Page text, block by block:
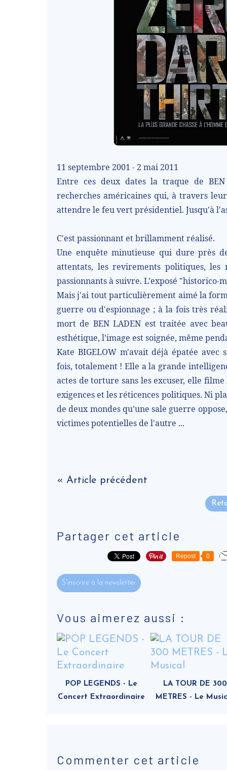
11 septembre 2001 - 2 mai 2011
Entre ces deux dates la traque de
recherches américaines qui, à travers
attendre le feu vert présidentiel. Jusqu'à
C'est passionnant et brillamment réalisé.
Une enquête minutieuse qui dure près
attentats, les revirements politiques,
passionnants à suivre. L'exposé "historico-
Mais j'ai tout particulièrement aimé la
guerre ou d'espionnage ; à la fois très
mort de BEN LADEN est traitée avec
esthétique, l'image est soignée, même
Kate BIGELOW m'avait déjà épatée
fois, totalement ! Elle a la grande
actes de torture sans les excuser, elle
exigences et les réticences politiques. Ni
de deux mondes qu'une sale guerre
victimes potentielles de l'autre ...
« Article précédent
Partager cet article
Repost 0
S'inscrire à la newsletter
Vous aimerez aussi :
POP LEGENDS - Le
Concert Extraordinaire
LA TOUR DE 300
METRES - Le
Commenter cet article